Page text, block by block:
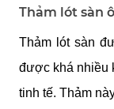
Thảm lót sàn
Thảm lót sàn
được khá nhiều
tinh tế. Thảm